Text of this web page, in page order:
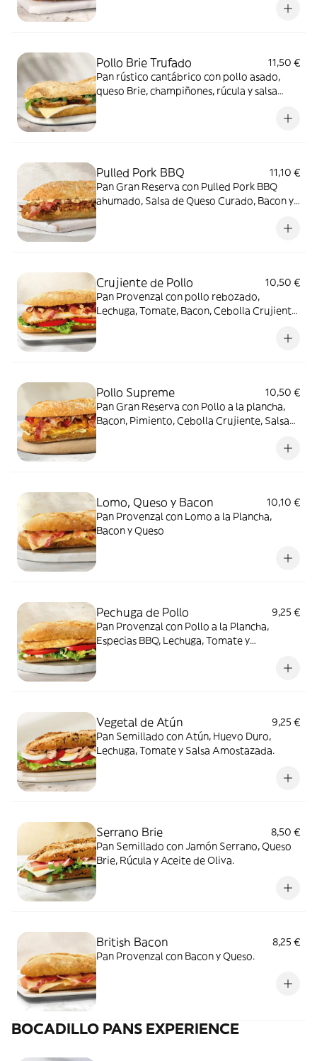
Pollo Brie Trufado
11,50 €
Pan rústico cantábrico con pollo asado,
queso Brie, champiñones, rúcula y salsa
Pulled Pork BBQ
11,10 €
Pan Gran Reserva con Pulled Pork BBQ
ahumado, Salsa de Queso Curado, Bacon y
Crujiente de Pollo
10,50 €
Pan Provenzal con pollo rebozado,
Lechuga, Tomate, Bacon, Cebolla Crujiente,
Pollo Supreme
10,50 €
Pan Gran Reserva con Pollo a la plancha,
Bacon, Pimiento, Cebolla Crujiente, Salsa
Lomo, Queso y Bacon
10,10 €
Pan Provenzal con Lomo a la Plancha,
Bacon y Queso
Pechuga de Pollo
9,25 €
Pan Provenzal con Pollo a la Plancha,
Especias BBQ, Lechuga, Tomate y
Vegetal de Atún
9,25 €
Pan Semillado con Atún, Huevo Duro,
Lechuga, Tomate y Salsa Amostazada.
Serrano Brie
8,50 €
Pan Semillado con Jamón Serrano, Queso
Brie, Rúcula y Aceite de Oliva.
British Bacon
8,25 €
Pan Provenzal con Bacon y Queso.
BOCADILLO PANS EXPERIENCE